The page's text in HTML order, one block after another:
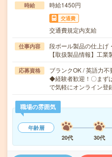
時給 時給1450円
交通費
交通費規定内支給
仕事内容
段ボール製品の仕上げ
【取扱製品情報】工
応募資格
ブランクOK / 英語力不
◆経験者歓迎！〇まず
で気軽にオンライン
職場の雰囲気
年齢層
20代
30代